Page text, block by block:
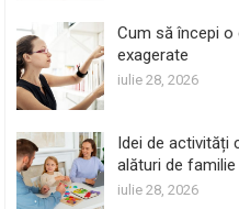
Cum să începi
exagerate
iulie 28, 2026
Idei de activități
alături de familie
iulie 28, 2026